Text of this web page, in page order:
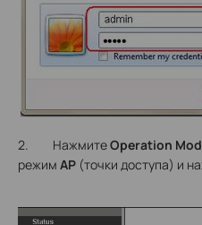
2. НажмитеOperation
режим АР (точки доступа) и